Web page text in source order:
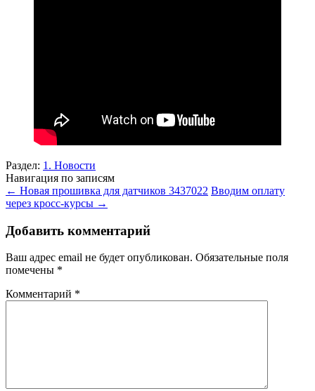
Раздел: 1. Новости
Навигация по записям
← Новая прошивка для датчиков 3437022 Вводим оплату
через кросс-курсы →
Добавить комментарий
Ваш адрес email не будет опубликован. Обязательные поля
помечены *
Комментарий *